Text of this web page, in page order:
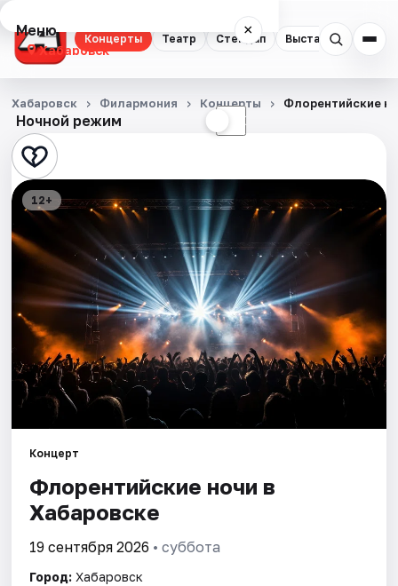
Концерты Театр Стендап Выставки
Меню ×
Хабаровск
Концерты
Театр
Стендап
Выставки
Экскурсии
Спорт
События
Города
Артисты
Рейтинги
Ночной режим ☾
Хабаровск Филармония Концерты Флорентийские
12+
Концерт
Флорентийские ночи в
Хабаровске
19 сентября 2026 • суббота
Город: Хабаровск